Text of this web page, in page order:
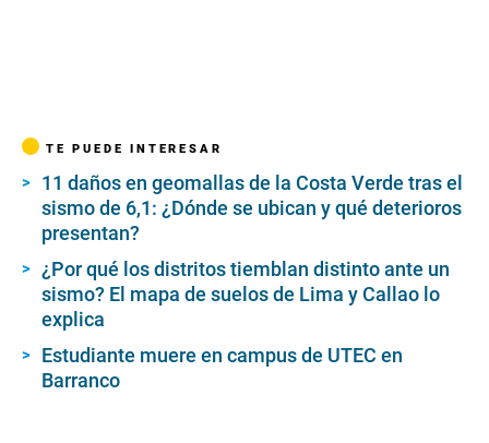
TE PUEDE INTERESAR
11 daños en geomallas de la Costa Verde tras el
sismo de 6,1: ¿Dónde se ubican y qué deterioros
presentan?
¿Por qué los distritos tiemblan distinto ante un
sismo? El mapa de suelos de Lima y Callao lo
explica
Estudiante muere en campus de UTEC en
Barranco